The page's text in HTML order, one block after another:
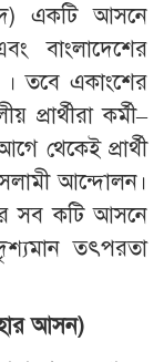
একটি আসনে
বাংলাদেশের
। তবে একাংশের
কর্মী–
থেকেই প্রার্থী
আন্দোলন।
সব কটি আসনে
তৎপরতা
আসন)